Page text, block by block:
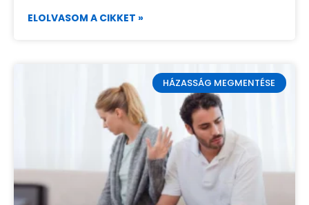
ELOLVASOM A CIKKET »
HÁZASSÁG MEGMENTÉSE